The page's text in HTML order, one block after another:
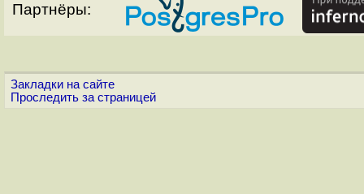
Партнёры:
Закладки на сайте
Проследить за страницей